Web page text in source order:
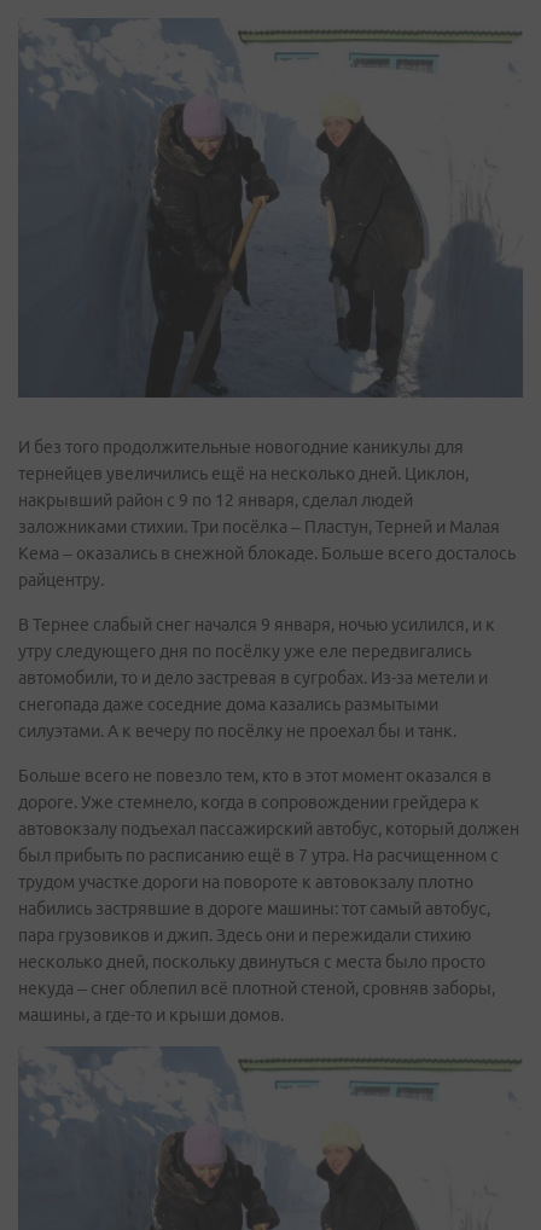
И без того продолжительные новогодние каникулы для
тернейцев увеличились ещё на несколько дней. Циклон,
накрывший район с 9 по 12 января, сделал людей
заложниками стихии. Три посёлка – Пластун, Терней и Малая
Кема – оказались в снежной блокаде. Больше всего досталось
райцентру.
В Тернее слабый снег начался 9 января, ночью усилился, и к
утру следующего дня по посёлку уже еле передвигались
автомобили, то и дело застревая в сугробах. Из-за метели и
снегопада даже соседние дома казались размытыми
силуэтами. А к вечеру по посёлку не проехал бы и танк.
Больше всего не повезло тем, кто в этот момент оказался в
дороге. Уже стемнело, когда в сопровождении грейдера к
автовокзалу подъехал пассажирский автобус, который должен
был прибыть по расписанию ещё в 7 утра. На расчищенном с
трудом участке дороги на повороте к автовокзалу плотно
набились застрявшие в дороге машины: тот самый автобус,
пара грузовиков и джип. Здесь они и пережидали стихию
несколько дней, поскольку двинуться с места было просто
некуда – снег облепил всё плотной стеной, сровняв заборы,
машины, а где-то и крыши домов.